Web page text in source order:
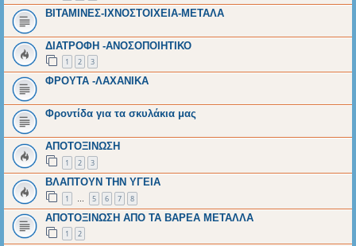
ΒΙΤΑΜΙΝΕΣ-ΙΧΝΟΣΤΟΙΧΕΙΑ-ΜΕΤΑΛΑ
ΔΙΑΤΡΟΦΗ -ΑΝΟΣΟΠΟΙΗΤΙΚΟ
1 2 3
ΦΡΟΥΤΑ -ΛΑΧΑΝΙΚΑ
Φροντίδα για τα σκυλάκια μας
ΑΠΟΤΟΞΙΝΩΣΗ
1 2 3
ΒΛΑΠΤΟΥΝ ΤΗΝ ΥΓΕΙΑ
1 … 5 6 7 8
ΑΠΟΤΟΞΙΝΩΣΗ ΑΠΟ ΤΑ ΒΑΡΕΑ ΜΕΤΑΛΛΑ
1 2